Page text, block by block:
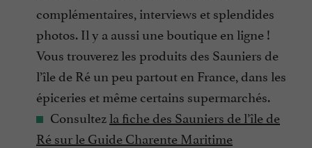
complémentaires, interviews et splendides
photos. Il y a aussi une boutique en ligne !
Vous trouverez les produits des Sauniers de
l’île de Ré un peu partout en France, dans les
épiceries et même certains supermarchés.
Consultezla fiche des Sauniers de l’île de
Ré sur le Guide Charente Maritime